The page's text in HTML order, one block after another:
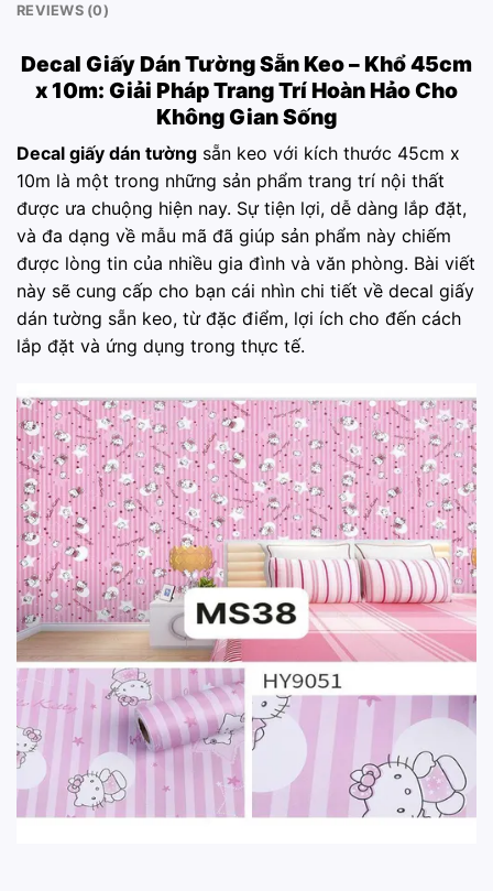
REVIEWS (0)
Decal Giấy Dán TườngSẵn Keo – Khổ 45cm
x 10m: Giải Pháp Trang Trí Hoàn Hảo Cho
Không Gian Sống
Decal giấy dán tường sẵn keo với kích thước 45cm x
10m là một trong những sản phẩm trang trí nội thất
được ưa chuộng hiện nay. Sự tiện lợi, dễ dàng lắp đặt,
và đa dạng về mẫu mã đã giúp sản phẩm này chiếm
được lòng tin của nhiều gia đình và văn phòng. Bài viết
này sẽ cung cấp cho bạn cái nhìn chi tiết về decal giấy
dán tường sẵn keo, từ đặc điểm, lợi ích cho đến cách
lắp đặt và ứng dụng trong thực tế.